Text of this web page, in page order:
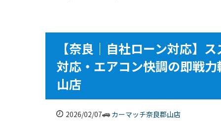
【奈良｜自社ローン対応】
対応・エアコン快調の即戦
山店
2026/02/07 カーマッチ奈良郡山店